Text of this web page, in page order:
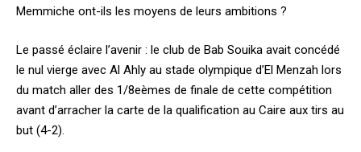
Memmiche ont-ils les moyens de leurs ambitions ?
Le passé éclaire l’avenir : le club de Bab Souika avait concédé
le nul vierge avec Al Ahly au stade olympique d’El Menzah lors
du match aller des 1/8eèmes de finale de cette compétition
avant d’arracher la carte de la qualification au Caire aux tirs au
but (4-2).